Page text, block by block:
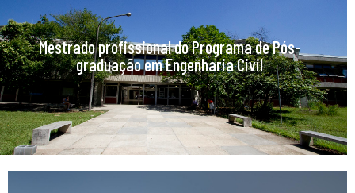
Mestrado profissional do Programa de Pós-
graduação em Engenharia Civil